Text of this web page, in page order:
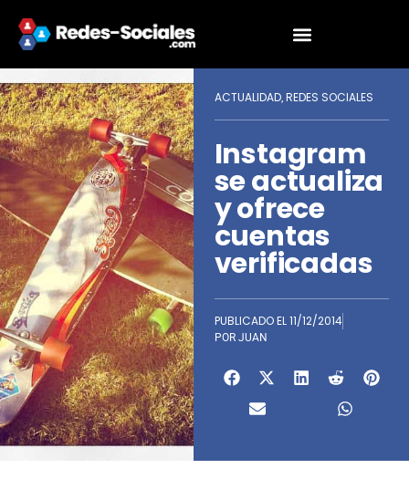
ACTUALIDAD, REDES SOCIALES
Instagram
se actualiza
y ofrece
cuentas
verificadas
PUBLICADO EL11/12/2014
POR JUAN